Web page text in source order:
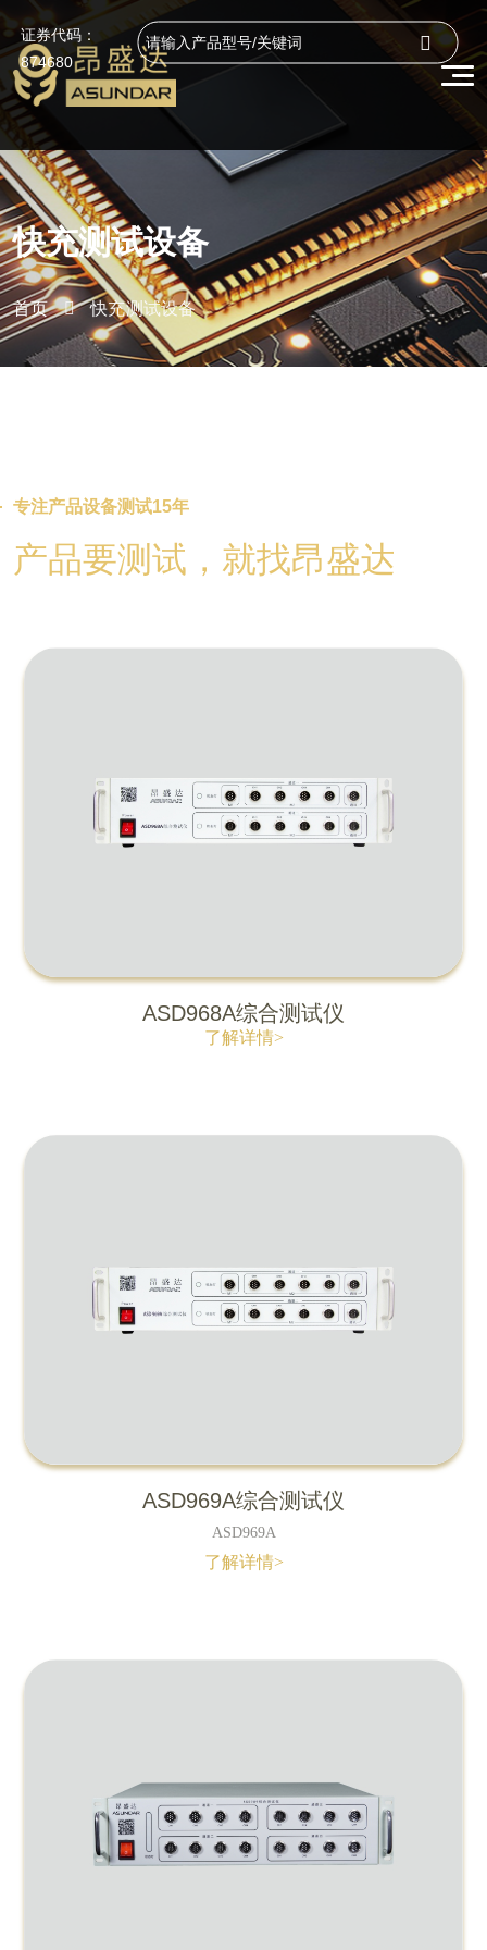
证券代码：
874680
快充测试设备
首页 快充测试设备
专注产品设备测试15年
产品要测试，就找昂盛达
ASD968A综合测试仪
了解详情>
ASD969A综合测试仪
ASD969A
了解详情>